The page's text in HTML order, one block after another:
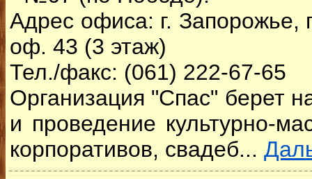
Адрес офиса: г. Запорожье,
оф. 43 (3 этаж)
Тел./факс: (061) 222-67-65
Организация "Спас" берет
и проведение культурно-
корпоративов, свадеб...